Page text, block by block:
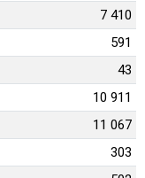
7 410
591
43
10 911
11 067
303